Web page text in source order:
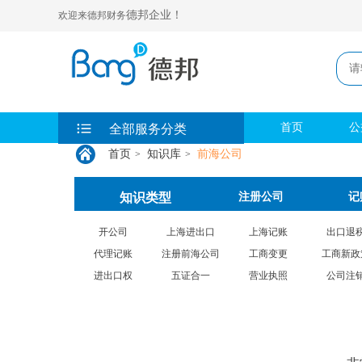
欢迎来德邦财务德邦企业！
全部服务分类 首页
首页 > 知识库 > 前海公司
知识类型 注册公司 记
开公司 上海进出口 上海记账
出口退
代理记账
注册前海公司 工商变更
工商新
进出口权
五证合一 营业执照 公司注